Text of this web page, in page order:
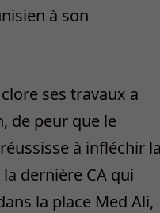
à son
ses travaux a
de peur que le
à infléchir
dernière CA qui
la place Med Ali,